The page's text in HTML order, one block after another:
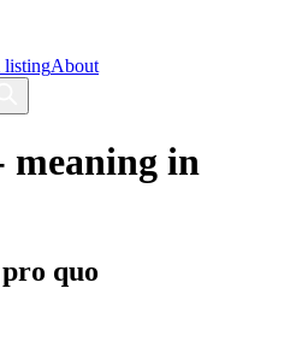
listingAbout
meaning in
quo